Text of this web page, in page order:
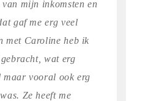
mijn inkomsten en
gaf me erg veel
met Caroline heb ik
wat erg
maar vooral ook erg
Ze heeft me